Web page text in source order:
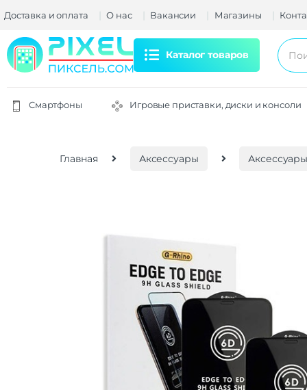
Доставка и оплата О нас Вакансии Магазины
Каталог товаров
Смартфоны Игровые приставки, диски и консоли
Главная Аксессуары